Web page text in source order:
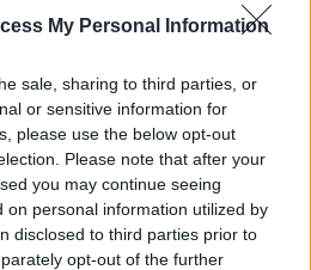
My Personal Information
sale, sharing to third parties, or
or sensitive information for
please use the below opt-out
Please note that after your
you may continue seeing
on personal information utilized by
disclosed to third parties prior to
opt-out of the further
metu?
Visi įrašai
įrašai